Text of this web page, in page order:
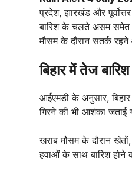
प्रदेश, झारखंड और
बारिश के चलते असम समेत
मौसम के दौरान सतर्क
बिहार में तेज
आईएमडी के अनुसार,
गिरने की भी आशंका जताई
खराब मौसम के दौरान
हवाओं के साथ बारिश